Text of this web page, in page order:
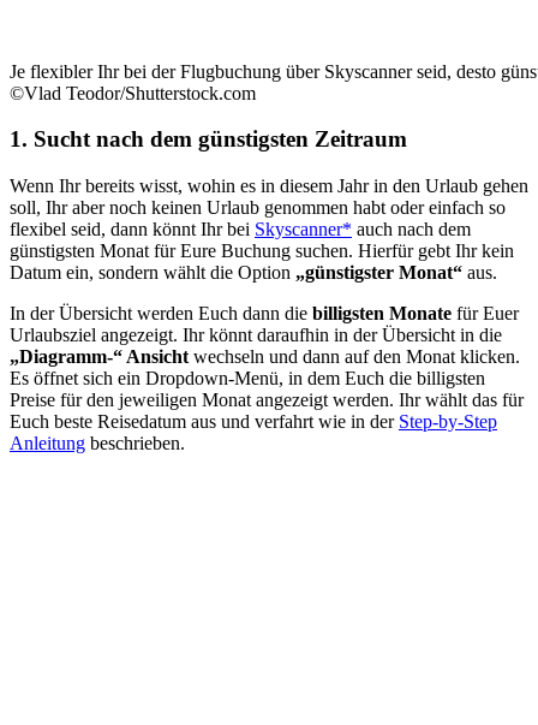
Je flexibler Ihr bei der Flugbuchung über Skyscanner seid, desto
©Vlad Teodor/Shutterstock.com
1. Sucht nach dem günstigsten Zeitraum
Wenn Ihr bereits wisst, wohin es in diesem Jahr in den Urlaub gehen
soll, Ihr aber noch keinen Urlaub genommen habt oder einfach so
flexibel seid, dann könnt Ihr bei Skyscanner* auch nach dem
günstigsten Monat für Eure Buchung suchen. Hierfür gebt Ihr kein
Datum ein, sondern wählt die Option „günstigster Monat“ aus.
In der Übersicht werden Euch dann die billigsten Monate für Euer
Urlaubsziel angezeigt. Ihr könnt daraufhin in der Übersicht in die
„Diagramm-“ Ansicht wechseln und dann auf den Monat klicken.
Es öffnet sich ein Dropdown-Menü, in dem Euch die billigsten
Preise für den jeweiligen Monat angezeigt werden. Ihr wählt das für
Euch beste Reisedatum aus und verfahrt wie in der Step-by-Step
Anleitung beschrieben.